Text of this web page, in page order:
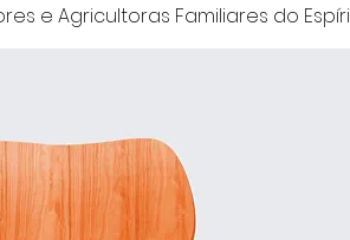
e Agricultoras Familiares do